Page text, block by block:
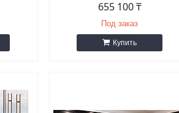
655 100 ₸
Под заказ
Купить